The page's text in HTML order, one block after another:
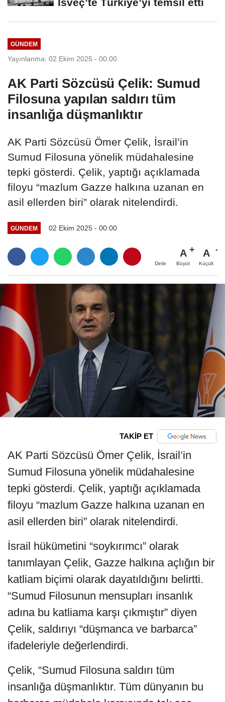
GÜNDEM
Yayınlanma: 02 Ekim 2025 - 00:00
AK Parti Sözcüsü Çelik: Sumud
Filosuna yapılan saldırı tüm
insanlığa düşmanlıktır
AK Parti Sözcüsü Ömer Çelik, İsrail’in
Sumud Filosuna yönelik müdahalesine
tepki gösterdi. Çelik, yaptığı açıklamada
filoyu “mazlum Gazze halkına uzanan en
asil ellerden biri” olarak nitelendirdi.
GÜNDEM 02 Ekim 2025 - 00:00
Dinle
A
Büyüt
A
Küçült
TAKİP ET
AK Parti Sözcüsü Ömer Çelik, İsrail’in
Sumud Filosuna yönelik müdahalesine
tepki gösterdi. Çelik, yaptığı açıklamada
filoyu “mazlum Gazze halkına uzanan en
asil ellerden biri” olarak nitelendirdi.
İsrail hükümetini “soykırımcı” olarak
tanımlayan Çelik, Gazze halkına açlığın bir
katliam biçimi olarak dayatıldığını belirtti.
“Sumud Filosunun mensupları insanlık
adına bu katliama karşı çıkmıştır” diyen
Çelik, saldırıyı “düşmanca ve barbarca”
ifadeleriyle değerlendirdi.
Çelik, “Sumud Filosuna saldırı tüm
insanlığa düşmanlıktır. Tüm dünyanın bu